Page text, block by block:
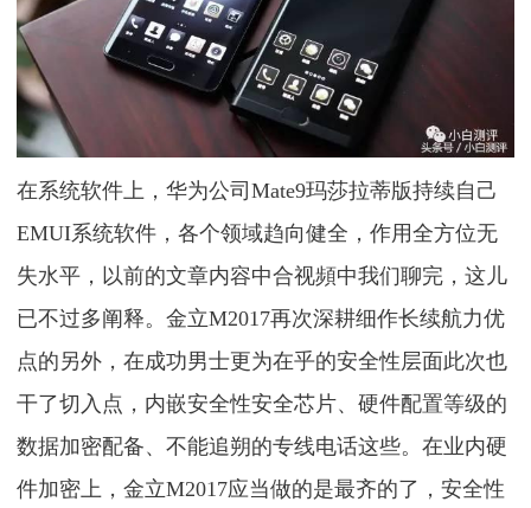
在系统软件上，华为公司Mate9玛莎拉蒂版持续自己
EMUI系统软件，各个领域趋向健全，作用全方位无
失水平，以前的文章内容中合视頻中我们聊完，这儿
已不过多阐释。金立M2017再次深耕细作长续航力优
点的另外，在成功男士更为在乎的安全性层面此次也
干了切入点，内嵌安全性安全芯片、硬件配置等级的
数据加密配备、不能追朔的专线电话这些。在业内硬
件加密上，金立M2017应当做的是最齐的了，安全性